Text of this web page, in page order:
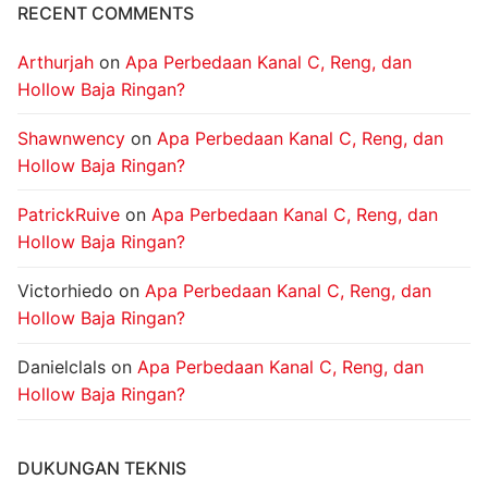
RECENT COMMENTS
Arthurjah on Apa Perbedaan Kanal C, Reng, dan
Hollow Baja Ringan?
Shawnwency on Apa Perbedaan Kanal C, Reng, dan
Hollow Baja Ringan?
PatrickRuive on Apa Perbedaan Kanal C, Reng, dan
Hollow Baja Ringan?
Victorhiedo on Apa Perbedaan Kanal C, Reng, dan
Hollow Baja Ringan?
Danielclals on Apa Perbedaan Kanal C, Reng, dan
Hollow Baja Ringan?
DUKUNGAN TEKNIS